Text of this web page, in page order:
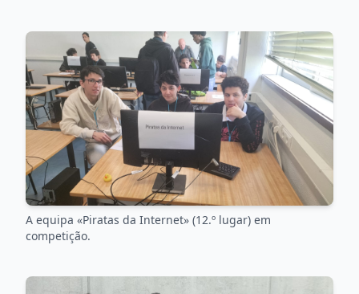
A equipa «Piratas da Internet» (12.º lugar) em
competição.